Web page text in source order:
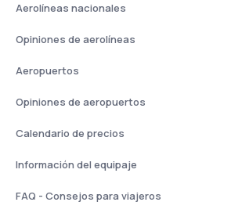
Aerolíneas nacionales
Opiniones de aerolíneas
Aeropuertos
Opiniones de aeropuertos
Calendario de precios
Información del equipaje
FAQ - Consejos para viajeros